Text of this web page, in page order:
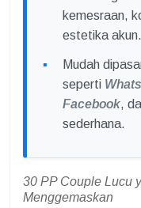
kemesraan,
estetika akun.
Mudah
seperti
Facebook,
sederhana.
30 PP Couple Lucu
Menggemaskan